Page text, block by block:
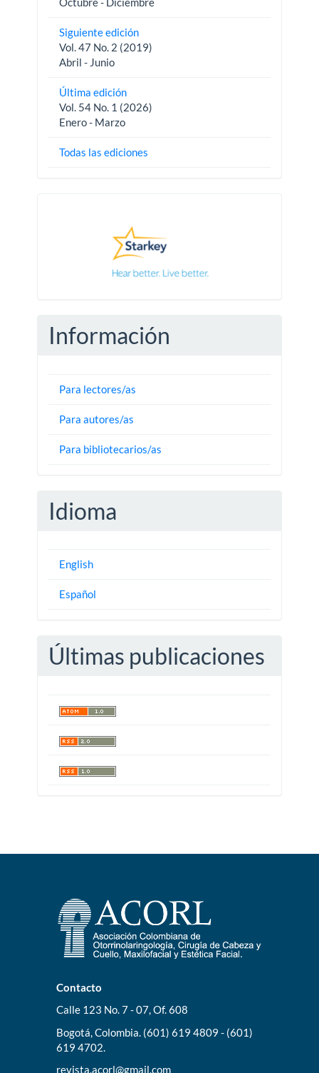
Siguiente edición
Vol. 47 No. 2 (2019)
Abril - Junio
Última edición
Vol. 54 No. 1 (2026)
Enero - Marzo
Todas las ediciones
Información
Para lectores/as
Para autores/as
Para bibliotecarios/as
Idioma
English
Español
Últimas publicaciones
Contacto
Calle 123 No. 7 - 07, Of. 608
Bogotá, Colombia. (601) 619 4809 - (601)
619 4702.
revista.acorl@gmail.com